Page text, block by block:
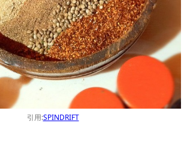
引用:SPINDRIFT